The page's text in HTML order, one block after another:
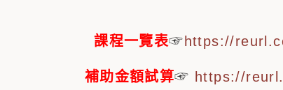
課程一覽表☞ https://
補助金額試算☞ https://